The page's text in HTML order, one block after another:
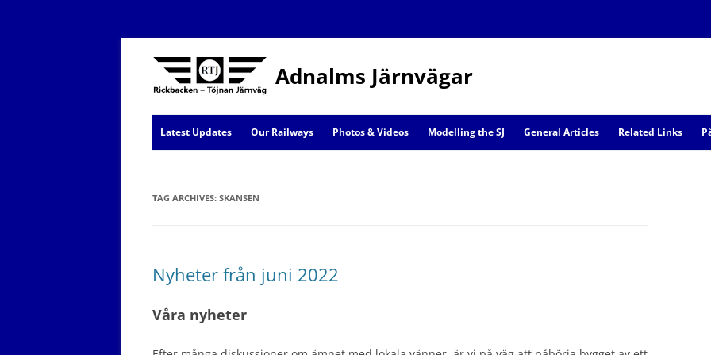
Adnalms Järnvägar
Skip
to
Latest Updates
Events
Our Railways Photos & Videos Modelling the SJ General Articles Related Links
TAG ARCHIVES: SKANSEN
Nyheter från juni 2022
Våra nyheter